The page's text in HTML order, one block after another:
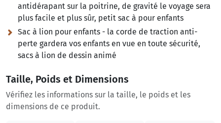
antidérapant sur la poitrine, de gravité le voyage sera
plus facile et plus sûr, petit sac à pour enfants
Sac à lion pour enfants - la corde de traction anti-
perte gardera vos enfants en vue en toute sécurité,
sacs à lion de dessin animé
Taille, Poids et Dimensions
Vérifiez les informations sur la taille, le poids et les
dimensions de ce produit.